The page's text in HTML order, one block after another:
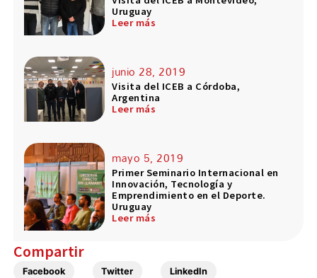
Uruguay
Leer más
junio 28, 2019
Visita del ICEB a Córdoba,
Argentina
Leer más
mayo 5, 2019
Primer Seminario Internacional en
Innovación, Tecnología y
Emprendimiento en el Deporte.
Uruguay
Leer más
Compartir
Facebook Twitter LinkedIn